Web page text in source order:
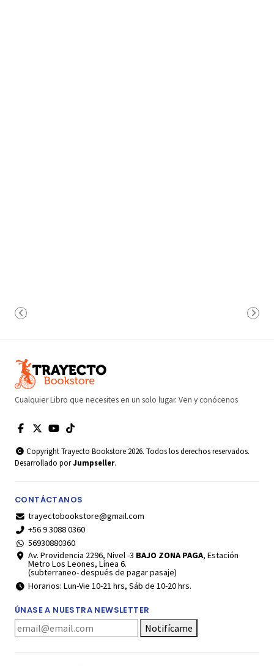
Cualquier Libro que necesites en un solo lugar. Ven y conócenos
Copyright Trayecto Bookstore 2026. Todos los derechos reservados.
Desarrollado porJumpseller.
CONTÁCTANOS
trayectobookstore@gmail.com
+56 9 3088 0360
56930880360
Av. Providencia 2296, Nivel -3 BAJO ZONA PAGA, Estación
Metro Los Leones, Línea 6.
(subterraneo- después de pagar pasaje)
Horarios: Lun-Vie 10-21 hrs, Sáb de 10-20 hrs.
ÚNASE A NUESTRA NEWSLETTER
Notifícame